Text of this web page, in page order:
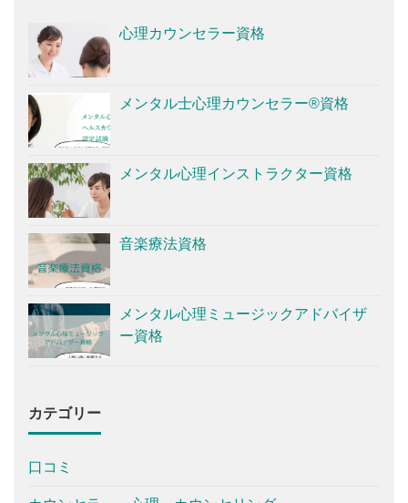
心理カウンセラー資格
メンタル士心理カウンセラー®資格
メンタル心理インストラクター資格
音楽療法資格
メンタル心理ミュージックアドバイザ
ー資格
カテゴリー
口コミ